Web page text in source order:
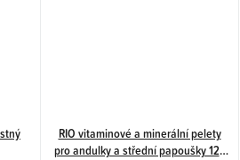
RIO vitaminové a minerální pelety
pro andulky a střední papoušky 120